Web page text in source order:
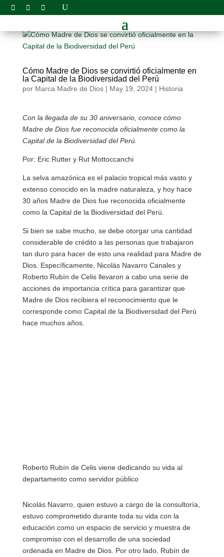
Cómo Madre de Dios se convirtió oficialmente en
la Capital de la Biodiversidad del Perú
por Marca Madre de Dios| May 19, 2024| Historia
Con la llegada de su 30 aniversario, conoce cómo
Madre de Dios fue reconocida oficialmente como la
Capital de la Biodiversidad del Perú.
Por: Eric Rutter y Rut Mottoccanchi
La selva amazónica es el palacio tropical más vasto y
extenso conocido en la madre naturaleza, y hoy hace
30 años Madre de Dios fue reconocida oficialmente
como la Capital de la Biodiversidad del Perú.
Si bien se sabe mucho, se debe otorgar una cantidad
considerable de crédito a las personas que trabajaron
tan duro para hacer de esto una realidad para Madre de
Dios. Específicamente, Nicolás Navarro Canales y
Roberto Rubín de Celis llevaron a cabo una serie de
acciones de importancia crítica para garantizar que
Madre de Dios recibiera el reconocimiento que le
corresponde como Capital de la Biodiversidad del Perú
hace muchos años.
Roberto Rubín de Celis viene dedicando su vida al
departamento como servidor público
Nicolás Navarro, quien estuvo a cargo de la consultoría,
estuvo comprometido durante toda su vida con la
educación como un espacio de servicio y muestra de
compromiso con el desarrollo de una sociedad
ordenada en Madre de Dios. Por otro lado, Rubín de